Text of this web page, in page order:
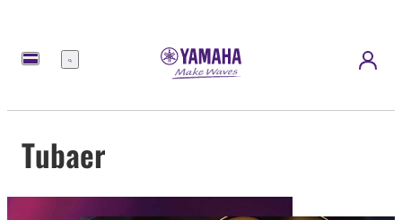
Meny
Tubaer